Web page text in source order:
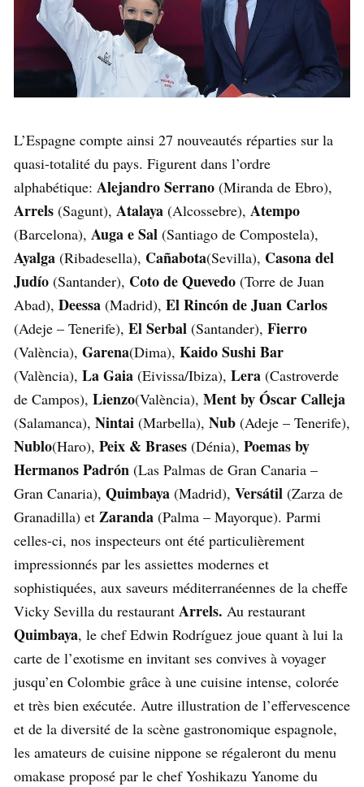
L’Espagne compte ainsi 27 nouveautés réparties sur la
quasi-totalité du pays. Figurent dans l’ordre
alphabétique: Alejandro Serrano (Miranda de Ebro),
Arrels (Sagunt), Atalaya (Alcossebre), Atempo
(Barcelona), Auga e Sal (Santiago de Compostela),
Ayalga (Ribadesella), Cañabota(Sevilla), Casona del
Judío (Santander), Coto de Quevedo (Torre de Juan
Abad), Deessa (Madrid), El Rincón de Juan Carlos
(Adeje – Tenerife), El Serbal (Santander), Fierro
(València), Garena(Dima), Kaido Sushi Bar
(València), La Gaia (Eivissa/Ibiza), Lera (Castroverde
de Campos), Lienzo(València), Ment by Óscar Calleja
(Salamanca), Nintai (Marbella), Nub (Adeje – Tenerife),
Nublo(Haro), Peix & Brases (Dénia), Poemas by
Hermanos Padrón (Las Palmas de Gran Canaria –
Gran Canaria), Quimbaya (Madrid), Versátil (Zarza de
Granadilla) et Zaranda (Palma – Mayorque). Parmi
celles-ci, nos inspecteurs ont été particulièrement
impressionnés par les assiettes modernes et
sophistiquées, aux saveurs méditerranéennes de la cheffe
Vicky Sevilla du restaurant Arrels. Au restaurant
Quimbaya, le chef Edwin Rodríguez joue quant à lui la
carte de l’exotisme en invitant ses convives à voyager
jusqu’en Colombie grâce à une cuisine intense, colorée
et très bien exécutée. Autre illustration de l’effervescence
et de la diversité de la scène gastronomique espagnole,
les amateurs de cuisine nippone se régaleront du menu
omakase proposé par le chef Yoshikazu Yanome du